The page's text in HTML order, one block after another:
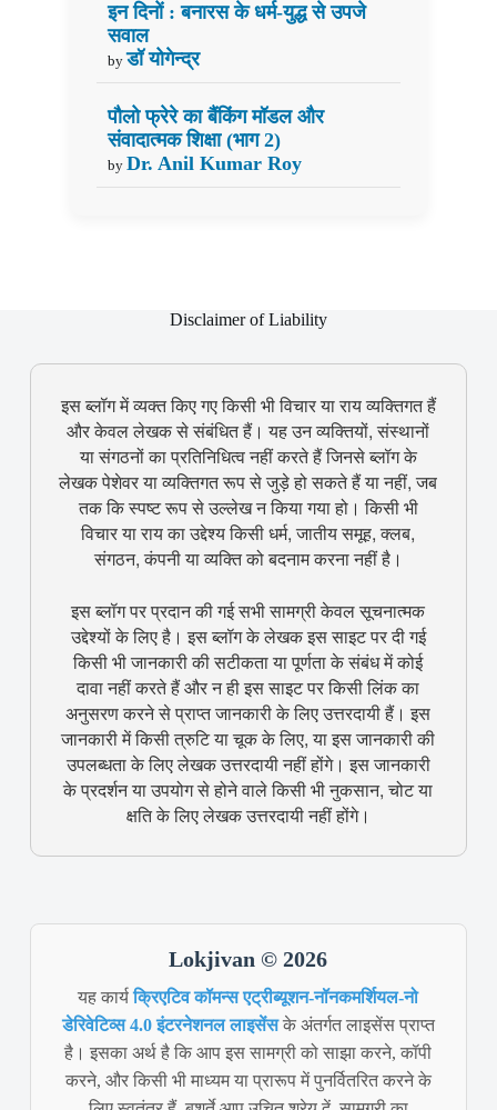
इन दिनों : बनारस के धर्म-युद्ध से उपजे
सवाल
by डॉ योगेन्द्र
पौलो फ्रेरे का बैंकिंग मॉडल और
संवादात्मक शिक्षा (भाग 2)
by Dr. Anil Kumar Roy
Disclaimer of Liability
इस ब्लॉग में व्यक्त किए गए किसी भी विचार या राय व्यक्तिगत हैं
और केवल लेखक से संबंधित हैं। यह उन व्यक्तियों, संस्थानों
या संगठनों का प्रतिनिधित्व नहीं करते हैं जिनसे ब्लॉग के
लेखक पेशेवर या व्यक्तिगत रूप से जुड़े हो सकते हैं या नहीं, जब
तक कि स्पष्ट रूप से उल्लेख न किया गया हो। किसी भी
विचार या राय का उद्देश्य किसी धर्म, जातीय समूह, क्लब,
संगठन, कंपनी या व्यक्ति को बदनाम करना नहीं है।
इस ब्लॉग पर प्रदान की गई सभी सामग्री केवल सूचनात्मक
उद्देश्यों के लिए है। इस ब्लॉग के लेखक इस साइट पर दी गई
किसी भी जानकारी की सटीकता या पूर्णता के संबंध में कोई
दावा नहीं करते हैं और न ही इस साइट पर किसी लिंक का
अनुसरण करने से प्राप्त जानकारी के लिए उत्तरदायी हैं। इस
जानकारी में किसी त्रुटि या चूक के लिए, या इस जानकारी की
उपलब्धता के लिए लेखक उत्तरदायी नहीं होंगे। इस जानकारी
के प्रदर्शन या उपयोग से होने वाले किसी भी नुकसान, चोट या
क्षति के लिए लेखक उत्तरदायी नहीं होंगे।
Lokjivan © 2026
यह कार्यक्रिएटिव कॉमन्स एट्रीब्यूशन-नॉनकमर्शियल-नो
डेरिवेटिव्स 4.0 इंटरनेशनल लाइसेंसके अंतर्गत लाइसेंस प्राप्त
है। इसका अर्थ है कि आप इस सामग्री को साझा करने, कॉपी
करने, और किसी भी माध्यम या प्रारूप में पुनर्वितरित करने के